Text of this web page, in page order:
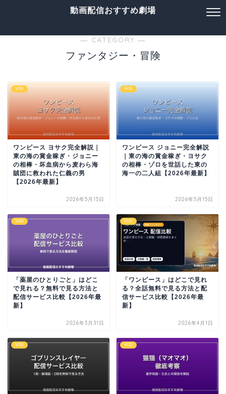
動画配信おすすめ劇場
― CATEGORY ―
ファンタジー・冒険
VOD
ワンピース ヨサク完全解説｜
東の海の賞金稼ぎ・ジョニー
の相棒・坏血病から麦わら海
賊団に救われた仁義の男
【2026年最新】
2026年5月15日
VOD
ワンピース ジョニー完全解説
｜東の海の賞金稼ぎ・ヨサク
の相棒・ゾロを世話した東の
海一の二人組【2026年最新】
2026年5月15日
VOD
「薬屋のひとりごと」はどこ
で見れる？無料で見る方法と
配信サービス比較【2026年最
新】
2026年3月31日
VOD
「ワンピース」はどこで見れ
る？全話無料で見る方法と配
信サービス比較【2026年最
新】
2026年4月1日
VOD VOD